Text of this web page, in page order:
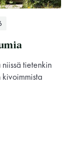
tietenkin
kivoimmista